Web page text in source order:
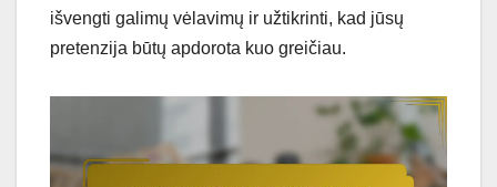
išvengti galimų vėlavimų ir užtikrinti, kad jūsų
pretenzija būtų apdorota kuo greičiau.